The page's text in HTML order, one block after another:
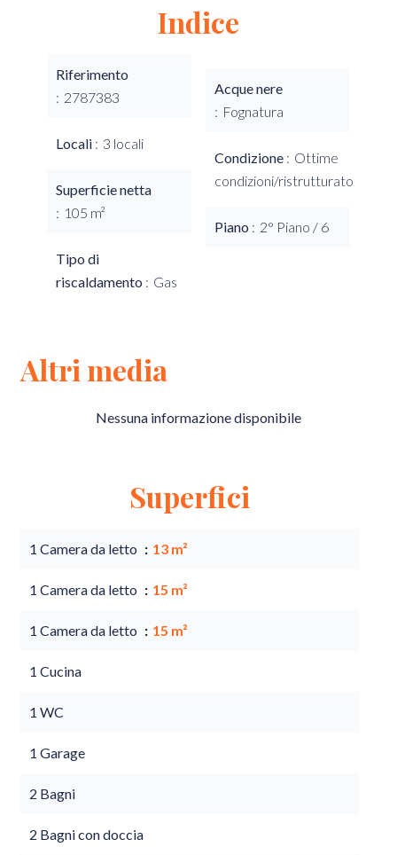
Indice
Riferimento
2787383
Locali 3 locali
Superficie netta
105 m²
Tipo di
riscaldamento
Gas
Acque nere
Fognatura
Condizione
Ottime
condizioni/ristrutturato
Piano 2° Piano / 6
Altri media
Nessuna informazione disponibile
Superfici
1 Camera da letto 13 m²
1 Camera da letto 15 m²
1 Camera da letto 15 m²
1 Cucina
1 WC
1 Garage
2 Bagni
2 Bagni con doccia